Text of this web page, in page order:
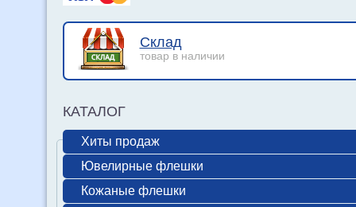
Склад
товар в наличии
КАТАЛОГ
Хиты продаж
Ювелирные флешки
Кожаные флешки